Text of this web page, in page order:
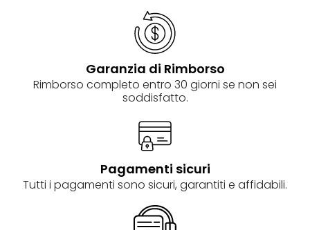
Garanzia di Rimborso
Rimborso completo entro 30 giorni se non sei
soddisfatto.
Pagamenti sicuri
Tutti i pagamenti sono sicuri, garantiti e affidabili.